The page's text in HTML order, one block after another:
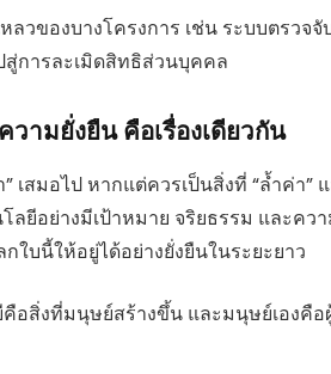
วของบางโครงการ เช่น ระบบตรวจ
สู่การละเมิดสิทธิส่วนบุคคล
ามยั่งยืน คือเรื่องเดียวกัน
เสมอไป หากแต่ควรเป็นสิ่งที่ “ล้ำค่า”
ลยีอย่างมีเป้าหมาย จริยธรรม และคว
ใบนี้ให้อยู่ได้อย่างยั่งยืนในระยะยาว
คือสิ่งที่มนุษย์สร้างขึ้น และมนุษย์เองคื